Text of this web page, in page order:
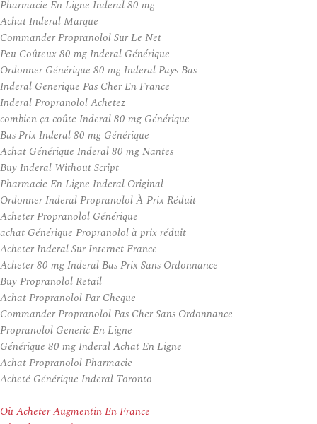
Pharmacie En Ligne Inderal 80 mg
Achat Inderal Marque
Commander Propranolol Sur Le Net
Peu Coûteux 80 mg Inderal Générique
Ordonner Générique 80 mg Inderal Pays Bas
Inderal Generique Pas Cher En France
Inderal Propranolol Achetez
combien ça coûte Inderal 80 mg Générique
Bas Prix Inderal 80 mg Générique
Achat Générique Inderal 80 mg Nantes
Buy Inderal Without Script
Pharmacie En Ligne Inderal Original
Ordonner Inderal Propranolol À Prix Réduit
Acheter Propranolol Générique
achat Générique Propranolol à prix réduit
Acheter Inderal Sur Internet France
Acheter 80 mg Inderal Bas Prix Sans Ordonnance
Buy Propranolol Retail
Achat Propranolol Par Cheque
Commander Propranolol Pas Cher Sans Ordonnance
Propranolol Generic En Ligne
Générique 80 mg Inderal Achat En Ligne
Achat Propranolol Pharmacie
Acheté Générique Inderal Toronto
Où Acheter Augmentin En France